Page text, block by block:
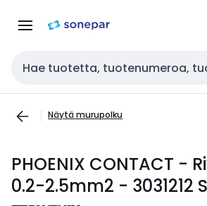
navigointiinsisältöön
Haku
Näytä murupolku
PHOENIX CONTACT -
0.2-2.5mm2 - 3031212